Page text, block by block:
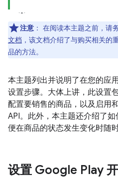
注意 ： 在阅读本主题之前，请
文档 ，该文档介绍了与购买相关的
品的方法。
本主题列出并说明了在您的应
设置步骤。大体上讲，此设置
配置要销售的商品，以及启用
API。此外，本主题还介绍了
便在商品的状态发生变化时随
设置 Google Play